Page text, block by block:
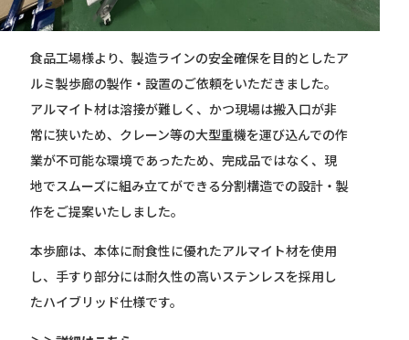
食品工場様より、製造ラインの安全確保を目的としたア
ルミ製歩廊の製作・設置のご依頼をいただきました。
アルマイト材は溶接が難しく、かつ現場は搬入口が非
常に狭いため、クレーン等の大型重機を運び込んでの作
業が不可能な環境であったため、完成品ではなく、現
地でスムーズに組み立てができる分割構造での設計・製
作をご提案いたしました。
本歩廊は、本体に耐食性に優れたアルマイト材を使用
し、手すり部分には耐久性の高いステンレスを採用し
たハイブリッド仕様です。